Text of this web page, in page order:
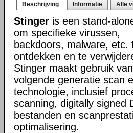
Beschrijving Informatie Alle
Stinger is een stand-
om specifieke virussen,
backdoors, malware, etc.
ontdekken en te
Stinger maakt gebruik
volgende generatie scan
technologie, inclusief
scanning, digitally signed
bestanden en
optimalisering.